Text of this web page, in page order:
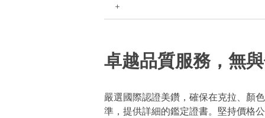
＋
卓越品質服務，無
嚴選國際認證美鑽，確保在克拉、顏
準，提供詳細的鑑定證書。堅持價格